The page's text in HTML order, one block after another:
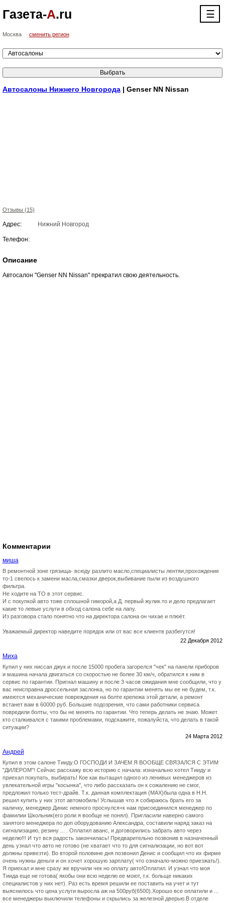
Газета-А.ru ☰
Москва сменить регион
Автосалоны Нижнего Новгорода| Genser NN Nissan
Отзывы (15)
Адрес: Нижний Новгород
Телефон:
Описание
Автосалон "Genser NN Nissan" прекратил свою деятельность.
Комментарии
миша
В ремонтной зоне грязища- всюду разлито масло,специалисты лентяи,прохождение
то-1 свелось к замени масла,смазки дверок,выбивание пыли из воздушного
фильтра.
Не ходите на ТО в этот сервис.
И с покупкой авто тоже сплошной гиморой,а Д. первый жулик.то и дело предлагает
какие то левые услуги в обход салона себе на лапу.
Из разговора стало понятно что на директора салона он чихае и плюёт.
Уважаемый директор наведите порядок или от вас все клиентв разбегутся!
22 Декабря 2012
Миха
Купил у них ниссан джук и после 15000 пробега загорелся "чек" на панели приборов
и машина начала двигаться со скоростью не более 30 км/ч, обратился к ним в
сервис по гарантии. Пригнал машину и после 3 часов ожидания мне сообщили, что у
вас неисправна дроссельная заслонка, но по гарантии менять мы ее не будем, т.к.
имеются механические повреждения на болте крепежа этой детали, а ремонт
встанет вам в 60000 руб. Большие подозрения, что сами работники сервиса
повредили болты, что бы не менять по гарантии. Что теперь делать не знаю. Может
кто сталкивался с такими проблемами, подскажите, пожалуйста, что делать в такой
ситуации?
24 Марта 2012
Андрей
Купил в этом салоне Тииду.О ГОСПОДИ И ЗАЧЕМ Я ВООБЩЕ СВЯЗАЛСЯ С ЭТИМ
"ДИЛЕРОМ"! Сейчас расскажу всю историю с начала: изначально хотел Тииду и
приехал покупать, выбирать! Кое как вытащил одного из ленивых менеджеров из
увлекательной игры "косынка", что либо рассказать он к сожалению не смог,
предложил только тест-драйв. Т.к. данная комплектация (МАХ)была одна в Н.Н.
решил купить у них этот автомобиль! Услышав что я собираюсь брать его за
наличку, менеджер Динис немного проснулся+к нам присоединился менеджер по
фамилии Школьник(его роли я вообще не понял). Пригласили наверно самого
занятого менеджера по доп оборудованию Александра, составили наряд заказ на
сигнализацию, резину ... . Оплатил аванс, и договорились забрать авто через
неделю!!! И тут вся радость закончилась! Предварительно позвонив в назначенный
день узнал что авто не готово (не хватает что то для сигнализации, но вот вот
должны привезти). Во второй половине дня позвонил Денис и сообщил что их фирме
очень нужны деньги и он хочет хорошую зарплату( что означало-можно приезжать!).
Я приехал и мне сразу же вручили чек но оплату авто!Оплатил. И узнал что моя
Тиида еще не готова( якобы они всю неделю ее моют, т.к. больще никаких
специалистов у них нет). Раз есть время решили ее поставить на учет и тут
выяснилось что цена услуги выросла аж на 500руб(6500).Хорошо все оплатили и ...
все менеджеры выключили телефоны и скрылись за железной дверью.В отделе